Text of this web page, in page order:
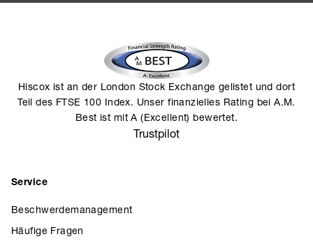
Hiscox ist an der London Stock Exchange gelistet und dort
Teil des FTSE 100 Index. Unser finanzielles Rating bei A.M.
Best ist mit A (Excellent) bewertet.
Trustpilot
Service
Beschwerdemanagement
Häufige Fragen